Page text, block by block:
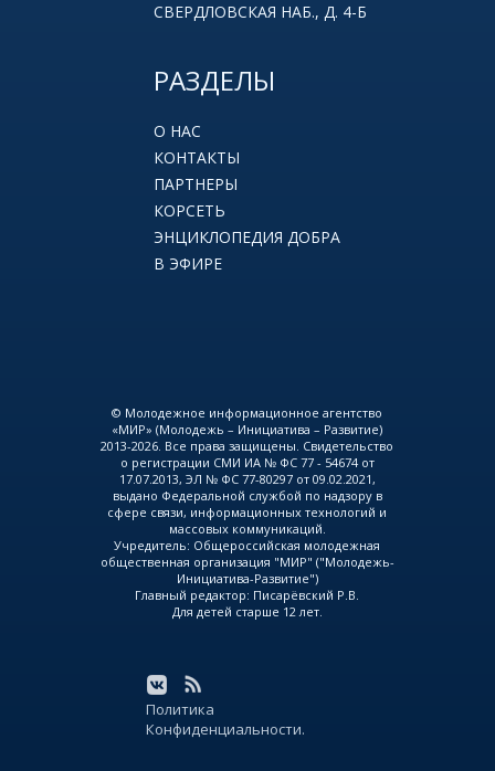
СВЕРДЛОВСКАЯ НАБ., Д. 4-Б
РАЗДЕЛЫ
О НАС
КОНТАКТЫ
ПАРТНЕРЫ
КОРСЕТЬ
ЭНЦИКЛОПЕДИЯ ДОБРА
В ЭФИРЕ
© Молодежное информационное агентство
«МИР» (Молодежь – Инициатива – Развитие)
2013-2026. Все права защищены. Свидетельство
о регистрации СМИ ИА № ФС 77 - 54674 от
17.07.2013, ЭЛ № ФС 77-80297 от 09.02.2021,
выдано Федеральной службой по надзору в
сфере связи, информационных технологий и
массовых коммуникаций.
Учредитель: Общероссийская молодежная
общественная организация "МИР" ("Молодежь-
Инициатива-Развитие")
Главный редактор: Писарёвский Р.В.
Для детей старше 12 лет.
Политика
Конфиденциальности.